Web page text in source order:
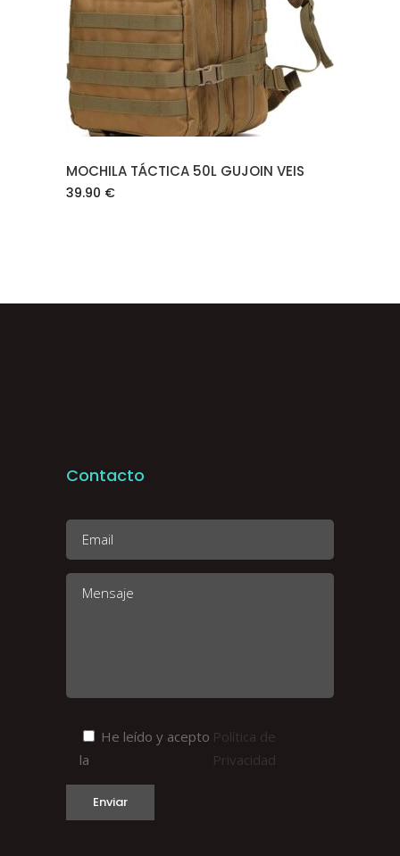
AÑADIR AL CARRITO
MOCHILA TÁCTICA 50L GUJOIN VEIS
39.90 €
Contacto
He leído y acepto
la
Política de
Privacidad